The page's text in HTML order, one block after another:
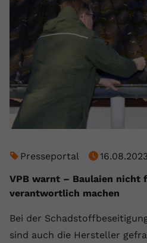
Presseportal
16.08.2023
VPB warnt – Baulaien nicht
verantwortlich machen
Bei der
sind auch die Hersteller